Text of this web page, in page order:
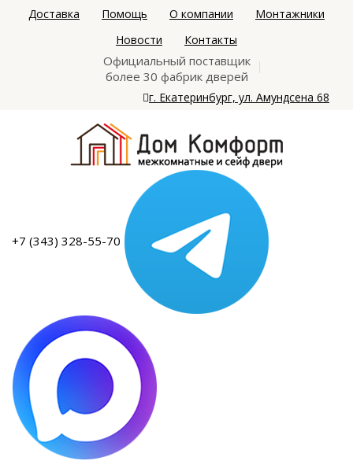
Доставка Помощь О компании
Монтажники
Новости
Контакты
Официальный поставщик
более 30 фабрик дверей
г. Екатеринбург, ул. Амундсена 68
+7 (343) 328-55-70